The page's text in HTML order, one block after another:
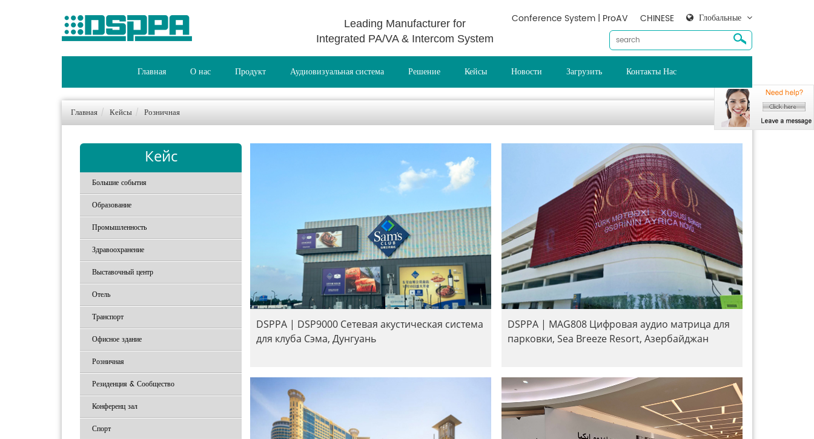
Leading Manufacturer for
Integrated PA/VA & Intercom System
Глобальные
CHINESE
Conference System | ProAV
Главная О нас Продукт Аудиовизуальная система Решение Кейсы Новости Загрузить Контакты Нас
Главная Кейсы Розничная
Кейс
Большие события
Образование
Промышленность
Здравоохранение
Выставочный центр
Отель
Транспорт
Офисное здание
Розничная
Резиденция & Сообщество
Конференц зал
Спорт
DSPPA | DSP9000 Сетевая акустическая система
для клуба Сэма, Дунгуань
DSPPA | MAG808 Цифровая аудио матрица для
парковки, Sea Breeze Resort, Азербайджан